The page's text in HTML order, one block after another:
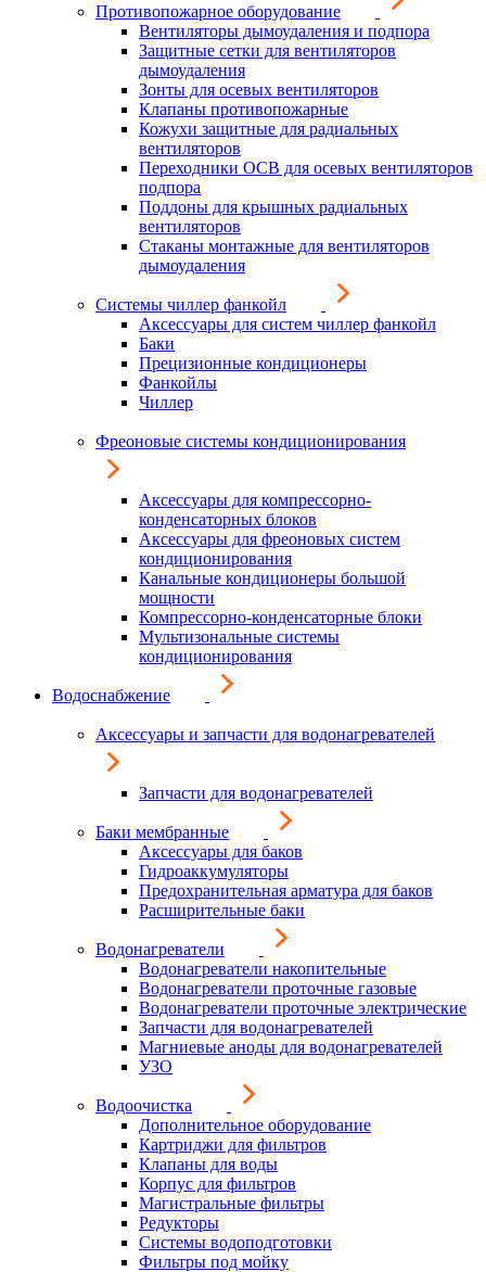
Противопожарное оборудование
Вентиляторы дымоудаления и подпора
Защитные сетки для вентиляторов
дымоудаления
Зонты для осевых вентиляторов
Клапаны противопожарные
Кожухи защитные для радиальных
вентиляторов
Переходники ОСВ для осевых вентиляторов
подпора
Поддоны для крышных радиальных
вентиляторов
Стаканы монтажные для вентиляторов
дымоудаления
Системы чиллер фанкойл
Аксессуары для систем чиллер фанкойл
Баки
Прецизионные кондиционеры
Фанкойлы
Чиллер
Фреоновые системы кондиционирования
Аксессуары для компрессорно-
конденсаторных блоков
Аксессуары для фреоновых систем
кондиционирования
Канальные кондиционеры большой
мощности
Компрессорно-конденсаторные блоки
Мультизональные системы
кондиционирования
Водоснабжение
Аксессуары и запчасти для водонагревателей
Запчасти для водонагревателей
Баки мембранные
Аксессуары для баков
Гидроаккумуляторы
Предохранительная арматура для баков
Расширительные баки
Водонагреватели
Водонагреватели накопительные
Водонагреватели проточные газовые
Водонагреватели проточные электрические
Запчасти для водонагревателей
Магниевые аноды для водонагревателей
УЗО
Водоочистка
Дополнительное оборудование
Картриджи для фильтров
Клапаны для воды
Корпус для фильтров
Магистральные фильтры
Редукторы
Системы водоподготовки
Фильтры под мойку